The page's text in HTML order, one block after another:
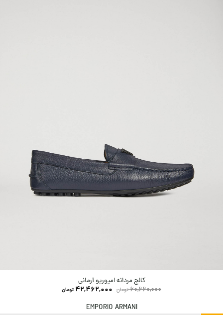
کالج مردانه امپوریو آرمانی
60,660,000 تومان 42,462,000 تومان
EMPORIO ARMANI